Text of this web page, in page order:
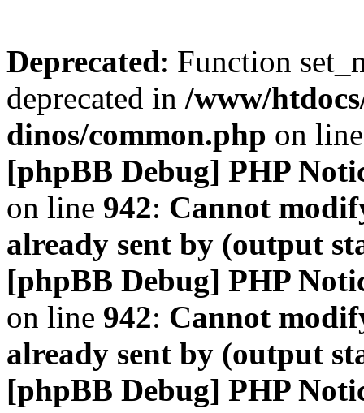
Deprecated: Function
deprecated in /www/
dinos/common.php on
[phpBB Debug] PHP
on line 942: Cannot
already sent by (output
[phpBB Debug] PHP
on line 942: Cannot
already sent by (output
[phpBB Debug] PHP